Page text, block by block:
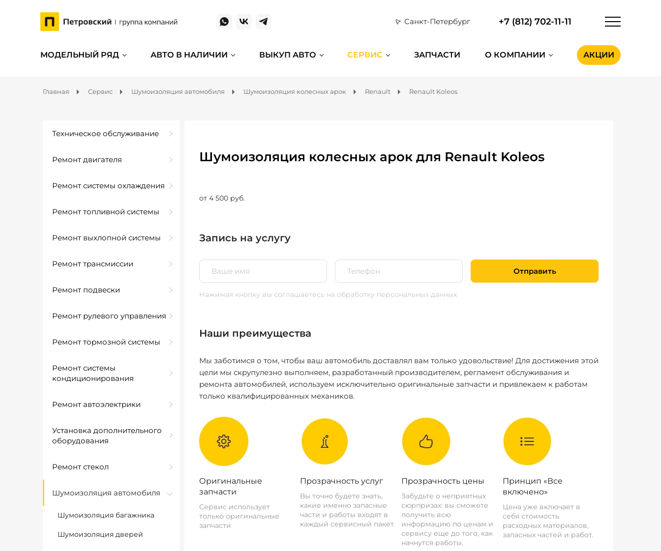
Санкт-Петербург +7 (812) 702-11-11
МОДЕЛЬНЫЙ РЯД АВТО В НАЛИЧИИ ВЫКУП АВТО СЕРВИС ЗАПЧАСТИ О КОМПАНИИ АКЦИИ
Главная Сервис Шумоизоляция автомобиля Шумоизоляция колесных арок Renault Renault Koleos
Техническое обслуживание
Ремонт двигателя
Ремонт системы охлаждения
Ремонт топливной системы
Ремонт выхлопной системы
Ремонт трансмиссии
Ремонт подвески
Ремонт рулевого управления
Ремонт тормозной системы
Ремонт системы
кондиционирования
Ремонт автоэлектрики
Установка дополнительного
оборудования
Ремонт стекол
Шумоизоляция автомобиля
Шумоизоляция багажника
Шумоизоляция дверей
Шумоизоляция колесных арок для Renault Koleos
от 4 500 руб.
Запись на услугу
Отправить
Нажимая кнопку вы соглашаетесь на обработку персональных данных
Наши преимущества
Мы заботимся о том, чтобы ваш автомобиль доставлял вам только удовольствие! Для достижения этой
цели мы скрупулезно выполняем, разработанный производителем, регламент обслуживания и
ремонта автомобилей, используем исключительно оригинальные запчасти и привлекаем к работам
только квалифицированных механиков.
Оригинальные
запчасти
Сервис использует
только оригинальные
запчасти
Прозрачность услуг
Вы точно будете знать,
какие именно запасные
части и работы входят в
каждый сервисный пакет.
Прозрачность цены
Забудьте о неприятных
сюрпризах: вы сможете
получить всю
информацию по ценам и
сервису еще до того, как
начнутся работы.
Принцип «Все
включено»
Цена уже включает в
себя стоимость
расходных материалов,
запасных частей и работ.